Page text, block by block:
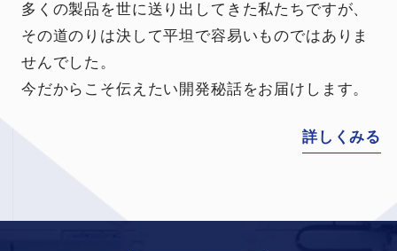
います。
諦めずに向き合うことで私たちは成長できる。
その先の未来とワクワクのために、これからも挑
戦し続けます。
詳しくみる
発しました。
環境に優しい素材を採用し、子供たちが楽しく遊
びやすいように
未来がより豊かで笑顔溢れるようにと願いを込め
多くの製品を世に送り出してきた私たちですが、
その道のりは決して平坦で容易いものではありま
せんでした。
今だからこそ伝えたい開発秘話をお届けします。
詳しくみる
います。
諦めずに向き合うことで私たちは成長できる。
その先の未来とワクワクのために、これからも挑
戦し続けます。
詳しくみる
発しました。
環境に優しい素材を採用し、子供たちが楽しく遊
びやすいように
未来がより豊かで笑顔溢れるようにと願いを込め
多くの製品を世に送り出してきた私たちですが、
その道のりは決して平坦で容易いものではありま
せんでした。
今だからこそ伝えたい開発秘話をお届けします。
詳しくみる
います。
諦めずに向き合うことで私たちは成長できる。
その先の未来とワクワクのために、これからも挑
戦し続けます。
詳しくみる